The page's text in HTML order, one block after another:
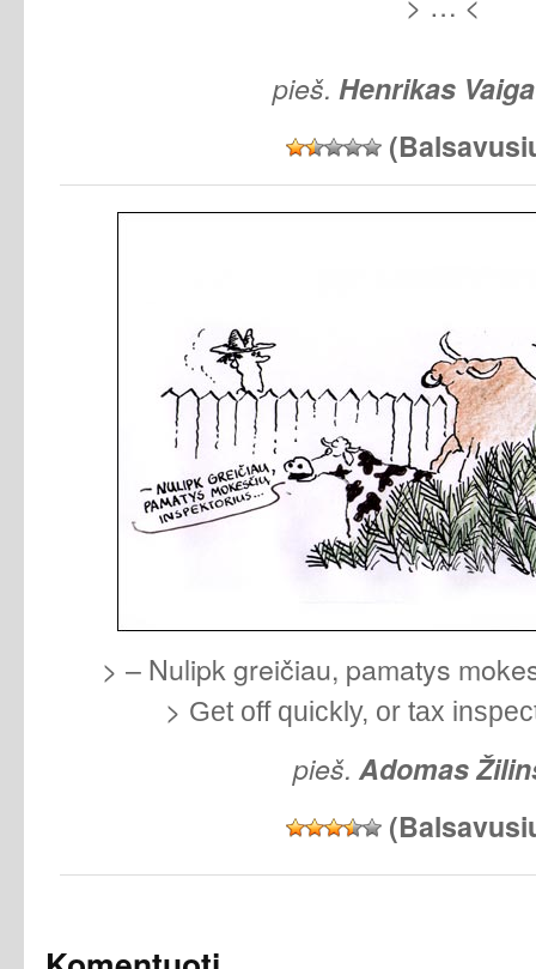
pieš. Henrikas
> – Nulipk greičiau, pamatys
> Get off quickly, or tax
pieš. Adomas